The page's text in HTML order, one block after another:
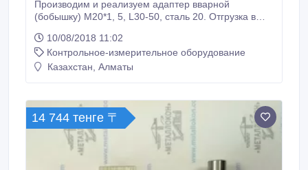
Производим и реализуем адаптер вварной
(бобышку) М20*1, 5, L30-50, сталь 20. Отгрузка в
Безналичный расчет. Гарантия, производитель, не
требует обязательной сертификации..
10/08/2018 11:02
Контрольное-измерительное оборудование
Казахстан, Алматы
14 744 тенге 〒